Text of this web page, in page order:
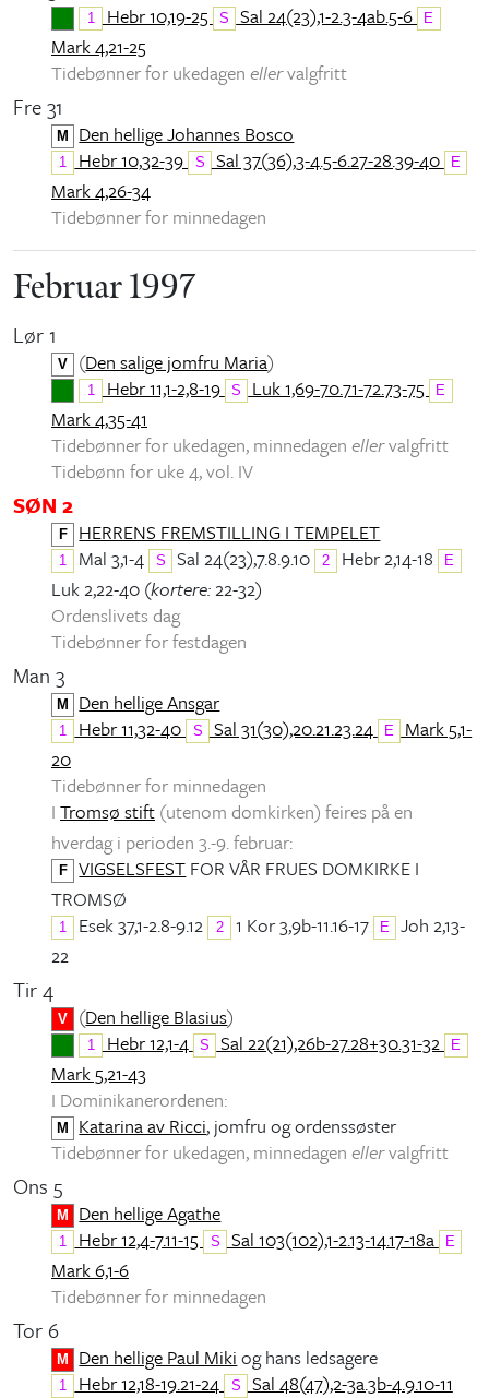
1 Hebr 10,19-25 S Sal 24(23),1-2.3-4ab.5-6 E
Mark 4,21-25
Tidebønner for ukedagen ellervalgfritt
Fre 31
M Den hellige Johannes Bosco
1 Hebr 10,32-39 S Sal 37(36),3-4.5-6.27-28.39-40 E
Mark 4,26-34
Tidebønner for minnedagen
Februar 1997
Lør 1
V (Den salige jomfru Maria)
1 Hebr 11,1-2,8-19 S Luk 1,69-70.71-72.73-75 E
Mark 4,35-41
Tidebønner for ukedagen, minnedagen ellervalgfritt
Tidebønn for uke 4, vol. IV
SØN 2
F HERRENS FREMSTILLING I TEMPELET
1 Mal 3,1-4 S Sal 24(23),7.8.9.10 2 Hebr 2,14-18 E
Luk 2,22-40 (kortere:22-32)
Ordenslivets dag
Tidebønner for festdagen
Man 3
M Den hellige Ansgar
1 Hebr 11,32-40 S Sal 31(30),20.21.23.24 E
Mark 5,1-
20
Tidebønner for minnedagen
I Tromsø stift (utenom domkirken) feires på en
hverdag i perioden 3.-9. februar:
F VIGSELSFEST FOR VÅR FRUES DOMKIRKE I
TROMSØ
1 Esek 37,1-2.8-9.12 2 1 Kor 3,9b-11.16-17 E
Joh 2,13-
22
Tir 4
V (Den hellige Blasius)
1 Hebr 12,1-4 S Sal 22(21),26b-27.28+30.31-32 E
Mark 5,21-43
I Dominikanerordenen:
M Katarina av Ricci, jomfru og ordenssøster
Tidebønner for ukedagen, minnedagen ellervalgfritt
Ons 5
M Den hellige Agathe
1 Hebr 12,4-7.11-15 S Sal 103(102),1-2.13-14.17-18a E
Mark 6,1-6
Tidebønner for minnedagen
Tor 6
M Den hellige Paul Miki og hans ledsagere
1 Hebr 12,18-19.21-24 S Sal 48(47),2-3a.3b-4.9.10-11